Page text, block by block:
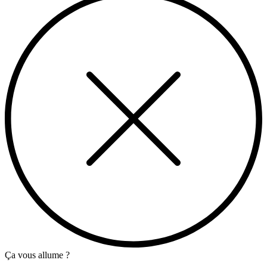
Ça vous allume ?